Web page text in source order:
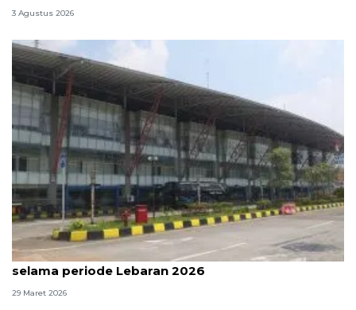
3 Agustus 2026
Pulo Gebang layani ratusan ribu penumpang
selama periode Lebaran 2026
29 Maret 2026